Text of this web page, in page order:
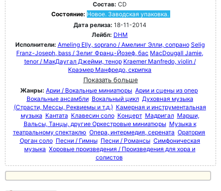
Состав: CD
Состояние: Новое. Заводская упаковка.
Дата релиза: 18-11-2014
Лейбл: DHM
Исполнители: Ameling Elly, soprano / Амелинг Элли, сопрано Selig
Franz-Joseph, bass / Зелиг Франц-Йозеф, бас MacDougall Jamie,
tenor / МакДаугал Джейми, тенор Kraemer Manfredo, violin /
Краэмер Манфредо, скрипка
Показать больше
Жанры: Арии / Вокальные миниатюры Арии и сцены из опер
Вокальные ансамбли Вокальный цикл Духовная музыка
(Страсти, Мессы, Реквиемы и т.д.) Камерная и инструментальная
музыка Кантата Клавесин соло Концерт Мадригал Марши,
Вальсы, Танцы, другие Оркестровые миниатюры Музыка к
театральному спектаклю Опера, интермедия, серената Оратория
Орган соло Песни / Гимны Песни / Романсы Симфоническая
музыка Хоровые произведения / Произведения для хора и
солистов